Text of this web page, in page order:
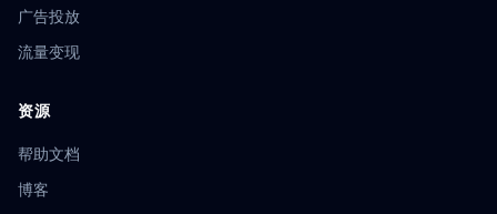
广告投放
流量变现
资源
帮助文档
博客